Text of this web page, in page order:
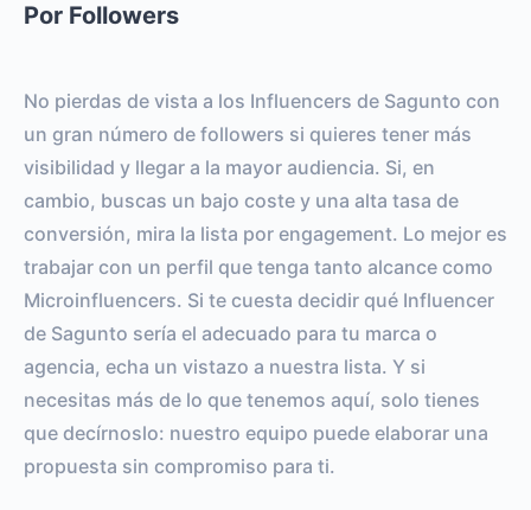
Por Followers
No pierdas de vista a los Influencers de Sagunto con
un gran número de followers si quieres tener más
visibilidad y llegar a la mayor audiencia. Si, en
cambio, buscas un bajo coste y una alta tasa de
conversión, mira la lista por engagement. Lo mejor es
trabajar con un perfil que tenga tanto alcance como
Microinfluencers. Si te cuesta decidir qué Influencer
de Sagunto sería el adecuado para tu marca o
agencia, echa un vistazo a nuestra lista. Y si
necesitas más de lo que tenemos aquí, solo tienes
que decírnoslo: nuestro equipo puede elaborar una
propuesta sin compromiso para ti.